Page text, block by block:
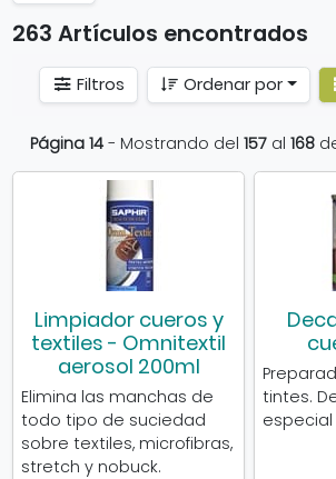
263 Artículos encontrados
Filtros Ordenar por
Página 14 - Mostrando del 157 al 168
Limpiador cueros y
textiles - Omnitextil
aerosol 200ml
Elimina las manchas de
todo tipo de suciedad
sobre textiles, microfibras,
stretch y nobuck.
tintes.
especial